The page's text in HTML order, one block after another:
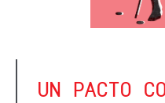
UN PACTO